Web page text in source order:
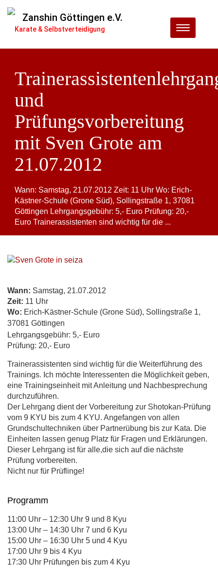
Menu
Zanshin Göttingen e.V.
Karate & Selbstverteidigung
und
Prüfungsvorbereitung
mit Sven Grote am
21.07.2012
Wann: Samstag, 21.07.2012 Zeit: 11 Uhr Wo: Erich-
Kästner-Schule (Grone Süd), Sollingstraße 1, 37081
Göttingen Lehrgangsgebühr: 5,- Euro Prüfung: 20,-
Euro Trainerassistenten sind wichtig für die ...
Wann: Samstag, 21.07.2012
Zeit: 11 Uhr
Wo: Erich-Kästner-Schule (Grone Süd), Sollingstraße 1,
37081 Göttingen
Lehrgangsgebühr: 5,- Euro
Prüfung: 20,- Euro
Trainerassistenten sind wichtig für die Weiterführung des
Trainings. Ich möchte Interessenten die Möglichkeit geben,
eine Trainingseinheit mit Anleitung und Nachbesprechung
durchzuführen.
Der Lehrgang dient der Vorbereitung zur Shotokan-Prüfung
vom 9 KYU bis zum 4 KYU. Angefangen von allen
Grundschultechniken über Partnerübung bis zur Kata. Die
Einheiten lassen genug Platz für Fragen und Erklärungen.
Dieser Lehrgang ist für alle,die sich auf die nächste
Prüfung vorbereiten.
Nicht nur für Prüflinge!
Programm
11:00 Uhr – 12:30 Uhr 9 und 8 Kyu
13:00 Uhr – 14:30 Uhr 7 und 6 Kyu
15:00 Uhr – 16:30 Uhr 5 und 4 Kyu
17:00 Uhr 9 bis 4 Kyu
17:30 Uhr Prüfungen bis zum 4 Kyu